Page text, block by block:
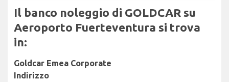
Il banco noleggio di GOLDCAR su
Aeroporto Fuerteventura si trova
in:
Goldcar Emea Corporate
Indirizzo